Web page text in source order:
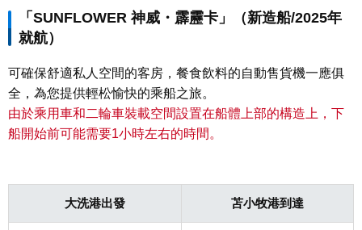
「SUNFLOWER 神威・霹靂卡」（新造船/2025年
就航）
可確保舒適私人空間的客房，餐食飲料的自動售貨機一應俱
全，為您提供輕松愉快的乘船之旅。
由於乘用車和二輪車裝載空間設置在船體上部的構造上，下
船開始前可能需要1小時左右的時間。
大洗港出發 苫小牧港到達